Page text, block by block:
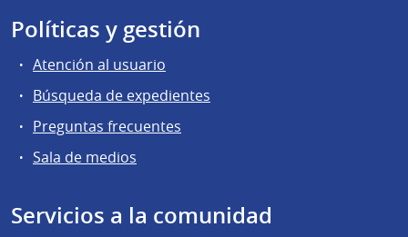
Políticas y gestión
Atención al usuario
Búsqueda de expedientes
Preguntas frecuentes
Sala de medios
Servicios a la comunidad